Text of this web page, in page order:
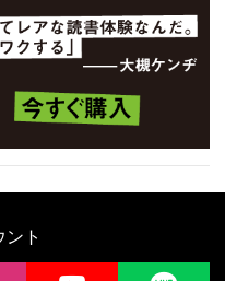
ト